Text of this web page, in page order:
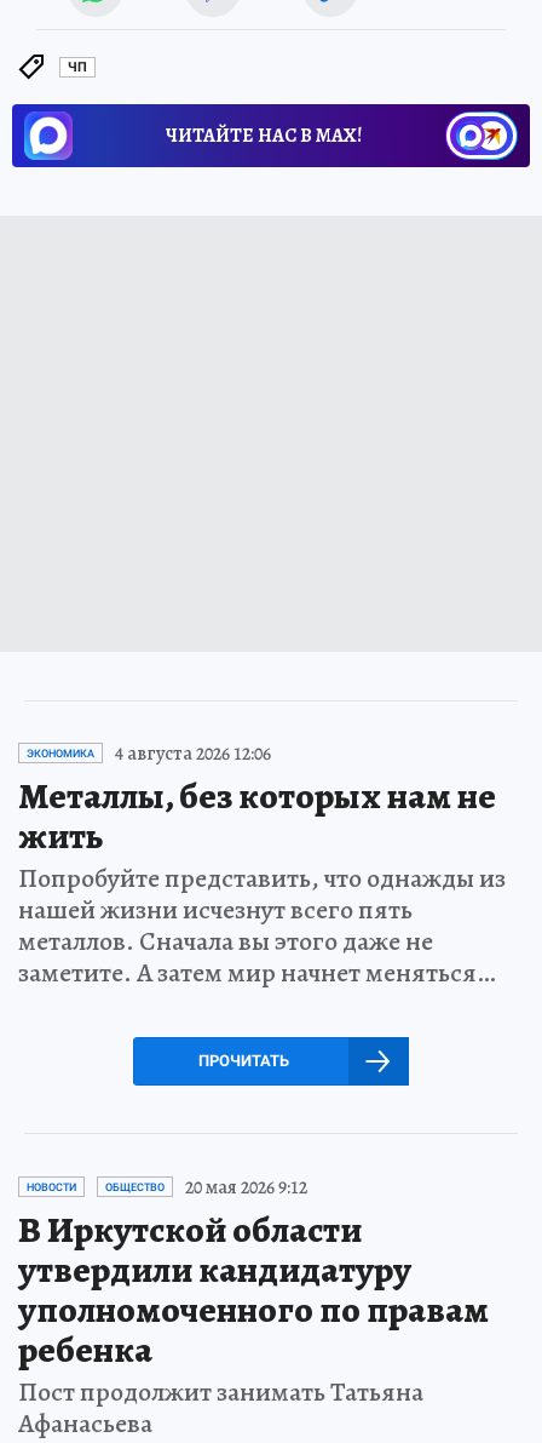
ЧП
ЧИТАЙТЕ НАС В МАХ!
ЭКОНОМИКА 4 августа 2026 12:06
Металлы, без которых нам не
жить
Попробуйте представить, что однажды из
нашей жизни исчезнут всего пять
металлов. Сначала вы этого даже не
заметите. А затем мир начнет меняться…
ПРОЧИТАТЬ
НОВОСТИ ОБЩЕСТВО 20 мая 2026 9:12
В Иркутской области
утвердили кандидатуру
уполномоченного по правам
ребенка
Пост продолжит занимать Татьяна
Афанасьева